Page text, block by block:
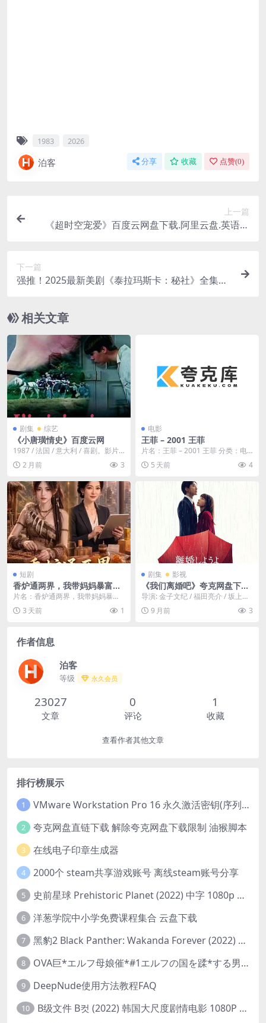
1983 2026
泊客 分享 收藏 点赞(0)
上一篇
《超时空宠爱》百度云网盘下载.阿里云盘.英语中
下一篇
强推！2025最新美剧《泰拉玛斯卡：秘社》全集资
相关文章
剧集 综艺
《小唐璜情史》百度云网
1987 / 法国 / 意大利 / 喜剧。影片
描述了青春期的Roger在一站爆发...
2 月前 3
电影
王菲 – 2001 王菲
片名：王菲 – 2001 王菲 分类：电
影 年份：2001 详情介绍...
5 天前 4
短剧
香炉通两界，我带妈妈暴富
（61集）AI短剧 (2026)
片名：香炉通两界，我带妈妈暴富
（61集）AI短剧 (2026) 分类：短剧
年份...3 天前 1
剧集 影视
《我们离婚吧》夸克网盘下
载..日语中字.(2023)
导演: 金子文纪 / 福田亮介 / 坂上卓
哉 编剧: 宫藤官九郎 / 大石静 资...
9 月前 3
作者信息
泊客
等级 永久会员
23027
文章
0
评论
1
收藏
查看作者其他文章
排行榜展示
1 VMware Workstation Pro 16 永久激活密钥(序列号)
2 夸克网盘直链下载 解除夸克网盘下载限制 油猴脚本
3 在线电子印章生成器
4 2000个 steam共享游戏账号 离线steam账号分享
5 史前星球 Prehistoric Planet (2022) 中字 1080p 高清 阿里云盘 2022.5.27已更新全集
6 洋葱学院中小学免费课程集合 云盘下载
7 黑豹2 Black Panther: Wakanda Forever (2022) 高清版
8 OVA巨*エルフ母娘催*#1エルフの国を蹂*する男。汚された女王と姫
9 DeepNude使用方法教程FAQ
10 B级文件 B컷 (2022) 韩国大尺度剧情电影 1080P 中字